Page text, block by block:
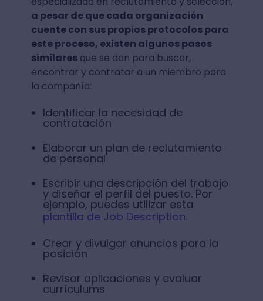
a pesar de que cada organización
cuente con sus propios protocolos para
este proceso, existen algunos pasos
similaresque se dan para buscar,
encontrar y contratar a un miembro para
la compañía:
Identificar la necesidad de
contratación
Elaborar un plan de reclutamiento
de personal
Escribir una descripción del trabajo
y diseñar el perfil del puesto. Por
ejemplo, puedes utilizar esta
plantilla de Job Description.
Crear y divulgar anuncios para la
posición
Revisar aplicaciones y evaluar
currículums